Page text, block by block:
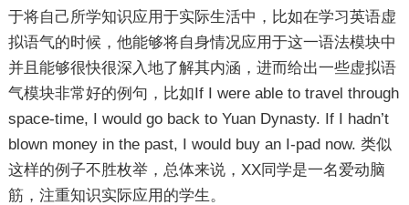
于将自己所学知识应用于实际生活中，比如在学习英语虚
拟语气的时候，他能够将自身情况应用于这一语法模块中
并且能够很快很深入地了解其内涵，进而给出一些虚拟语
气模块非常好的例句，比如If I were able to travel through
space-time, I would go back to Yuan Dynasty. If I hadn’t
blown money in the past, I would buy an I-pad now. 类似
这样的例子不胜枚举，总体来说，XX同学是一名爱动脑
筋，注重知识实际应用的学生。